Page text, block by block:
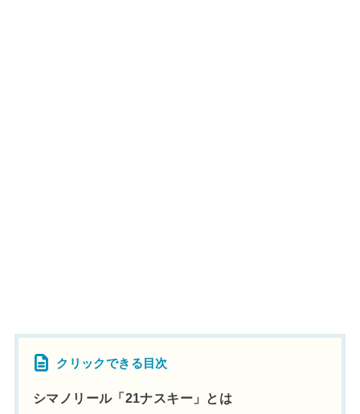
クリックできる目次
シマノリール「21ナスキー」とは